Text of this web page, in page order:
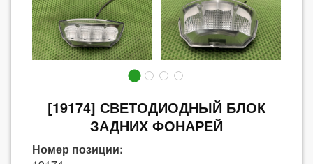
[19174] СВЕТОДИОДНЫЙ БЛОК
ЗАДНИХ ФОНАРЕЙ
Номер позиции: